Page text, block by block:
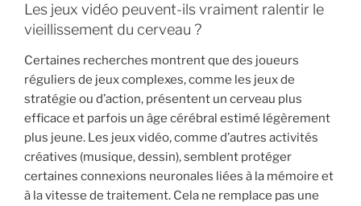
Les jeux vidéo peuvent-ils vraiment ralentir le
vieillissement du cerveau ?
Certaines recherches montrent que des joueurs
réguliers de jeux complexes, comme les jeux de
stratégie ou d’action, présentent un cerveau plus
efficace et parfois un âge cérébral estimé légèrement
plus jeune. Les jeux vidéo, comme d’autres activités
créatives (musique, dessin), semblent protéger
certaines connexions neuronales liées à la mémoire et
à la vitesse de traitement. Cela ne remplace pas une